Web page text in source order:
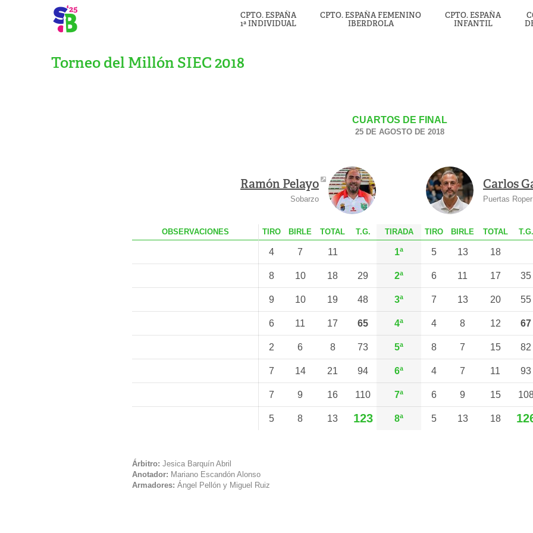
CPTO. ESPAÑA
1ª INDIVIDUAL
CPTO. ESPAÑA FEMENINO
IBERDROLA
CPTO. ESPAÑA
INFANTIL
Torneo del Millón SIEC 2018
CUARTOS DE FINAL
25 DE AGOSTO DE 2018
Ramón Pelayo
Sobarzo
Carlos
Puertas Roper
OBS ERVACIONES T IRO B IRLE TOTAL T.G. TIRADA T IRO B IRLE TOTAL T.G.
4 7 11 1ª 5 13 18
8 10 18 29 2ª 6 11 17 35
9 10 19 48 3ª 7 13 20 55
6 11 17 65 4ª 4 8 12 67
2 6 8 73 5ª 8 7 15 82
7 14 21 94 6ª 4 7 11 93
7 9 16 110 7ª 6 9 15
5 8 13 123 8ª 5 13 18
Árbitro: Jesica Barquín Abril
Anotador: Mariano Escandón Alonso
Armadores: Ángel Pellón y Miguel Ruiz